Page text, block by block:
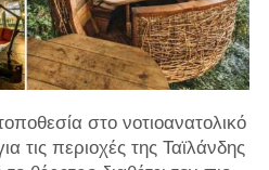
στο νοτιοανατολικό
τις περιοχές της Ταϊλάνδης